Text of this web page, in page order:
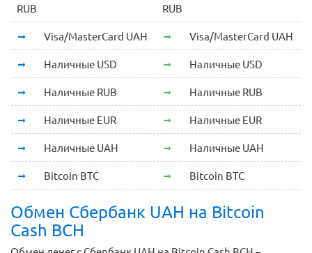
RUB
RUB
Visa/MasterCard UAH Visa/MasterCard UAH
Наличные USD Наличные USD
Наличные RUB Наличные RUB
Наличные EUR Наличные EUR
Наличные UAH Наличные UAH
Bitcoin BTC Bitcoin BTC
Обмен Сбербанк UAH на Bitcoin
Cash BCH